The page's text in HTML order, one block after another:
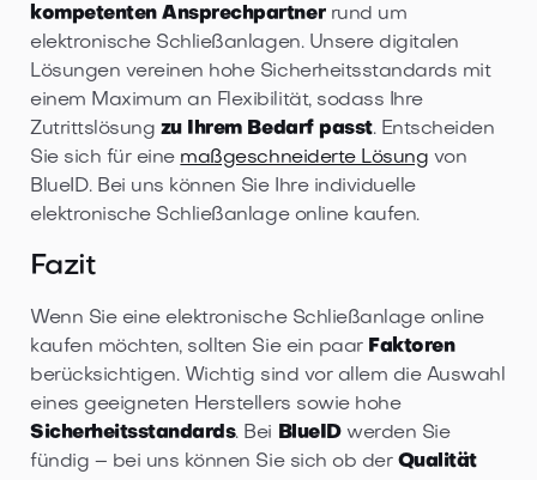
kompetenten Ansprechpartnerrund um
elektronische Schließanlagen. Unsere digitalen
Lösungen vereinen hohe Sicherheitsstandards mit
einem Maximum an Flexibilität, sodass Ihre
Zutrittslösung zu Ihrem Bedarf passt. Entscheiden
Sie sich für eine maßgeschneiderte Lösung von
BlueID. Bei uns können Sie Ihre individuelle
elektronische Schließanlage online kaufen.
Fazit
Wenn Sie eine elektronische Schließanlage online
kaufen möchten, sollten Sie ein paar Faktoren
berücksichtigen. Wichtig sind vor allem die Auswahl
eines geeigneten Herstellers sowie hohe
Sicherheitsstandards. Bei BlueIDwerden Sie
fündig – bei uns können Sie sich ob der Qualität